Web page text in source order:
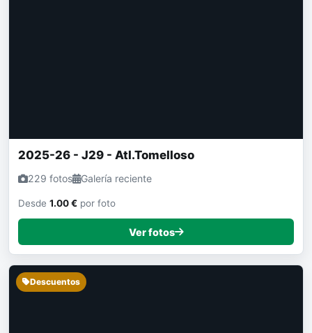
2025-26 - J29 - Atl.Tomelloso
229 fotos Galería reciente
Desde 1.00 € por foto
Ver fotos
Descuentos